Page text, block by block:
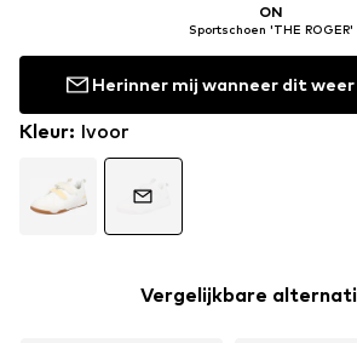
ON
Sportschoen 'THE ROGER'
Herinner mij wanneer dit weer
Kleur: Ivoor
Vergelijkbare